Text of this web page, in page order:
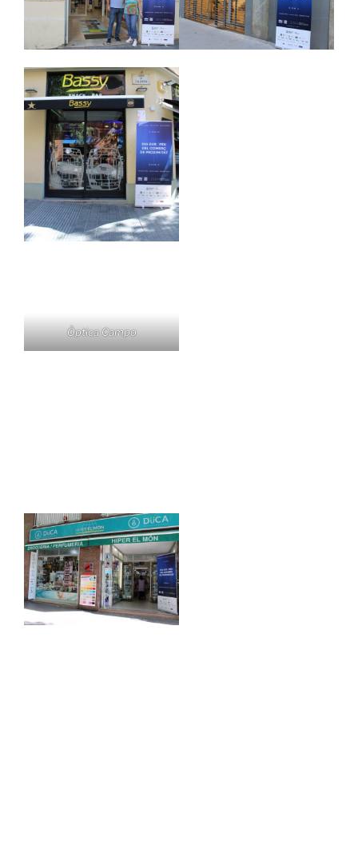
Òptica Campo